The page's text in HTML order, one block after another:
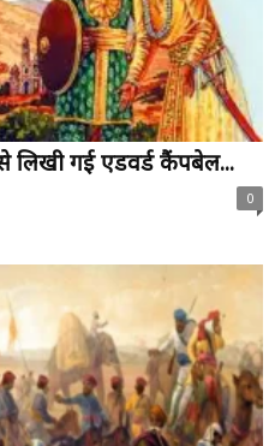
लिखी गई एडवर्ड कैंपबेल...
0